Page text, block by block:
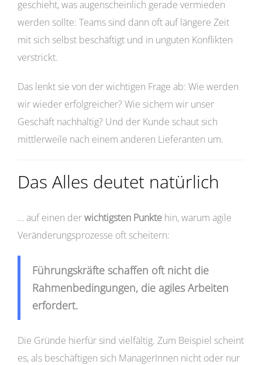
geschieht, was augenscheinlich gerade vermieden
werden sollte: Teams sind dann oft auf längere Zeit
mit sich selbst beschäftigt und in unguten Konflikten
verstrickt.
Das lenkt sie von der wichtigen Frage ab: Wie werden
wir wieder erfolgreicher? Wie sichern wir unser
Geschäft nachhaltig? Und der Kunde schaut sich
mittlerweile nach einem anderen Lieferanten um.
Das Alles deutet natürlich
… auf einen derwichtigsten Punkte hin, warum agile
Veränderungsprozesse oft scheitern:
Führungskräfte schaffen oft nicht die
Rahmenbedingungen, die agiles Arbeiten
erfordert.
Die Gründe hierfür sind vielfältig. Zum Beispiel scheint
es, als beschäftigen sich ManagerInnen nicht oder nur